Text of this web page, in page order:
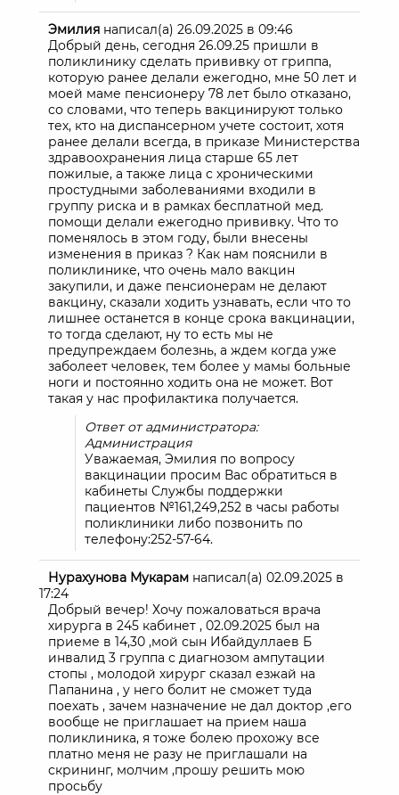
Эмилия написал(а) 26.09.2025 в 09:46
Добрый день, сегодня 26.09.25 пришли в
поликлинику сделать прививку от гриппа,
которую ранее делали ежегодно, мне 50 лет и
моей маме пенсионеру 78 лет было отказано,
со словами, что теперь вакцинируют только
тех, кто на диспансерном учете состоит, хотя
ранее делали всегда, в приказе Министерства
здравоохранения лица старше 65 лет
пожилые, а также лица с хроническими
простудными заболеваниями входили в
группу риска и в рамках бесплатной мед.
помощи делали ежегодно прививку. Что то
поменялось в этом году, были внесены
изменения в приказ ? Как нам пояснили в
поликлинике, что очень мало вакцин
закупили, и даже пенсионерам не делают
вакцину, сказали ходить узнавать, если что то
лишнее останется в конце срока вакцинации,
то тогда сделают, ну то есть мы не
предупреждаем болезнь, а ждем когда уже
заболеет человек, тем более у мамы больные
ноги и постоянно ходить она не может. Вот
такая у нас профилактика получается.
Ответ от администратора:
Администрация
Уважаемая, Эмилия по вопросу
вакцинации просим Вас обратиться в
кабинеты Службы поддержки
пациентов №161,249,252 в часы работы
поликлиники либо позвонить по
телефону:252-57-64.
Нурахунова Мукарам написал(а) 02.09.2025 в
17:24
Добрый вечер! Хочу пожаловаться врача
хирурга в 245 кабинет , 02.09.2025 был на
приеме в 14,30 ,мой сын Ибайдуллаев Б
инвалид 3 группа с диагнозом ампутации
стопы , молодой хирург сказал езжай на
Папанина , у него болит не сможет туда
поехать , зачем назначение не дал доктор ,его
вообще не приглашает на прием наша
поликлиника, я тоже болею прохожу все
платно меня не разу не приглашали на
скрининг, молчим ,прошу решить мою
просьбу